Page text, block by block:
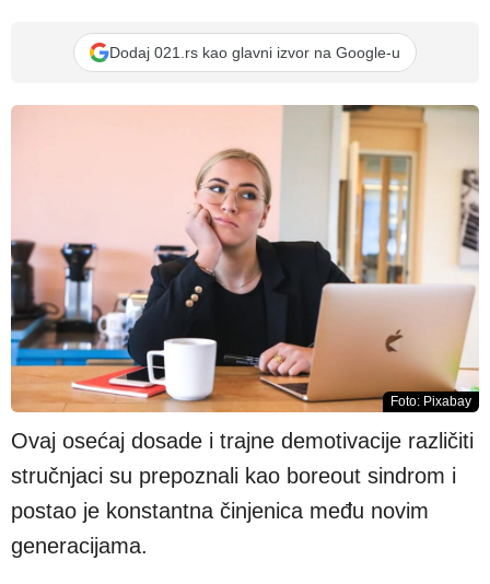
Dodaj 021.rs kao glavni izvor na Google-u
Foto: Pixabay
Ovaj osećaj dosade i trajne demotivacije različiti
stručnjaci su prepoznali kao boreout sindrom i
postao je konstantna činjenica među novim
generacijama.